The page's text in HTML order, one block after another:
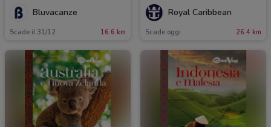
Bluvacanze
Scade il 31/12 16.6 km
Royal Caribbean
Scade oggi 26.4 km